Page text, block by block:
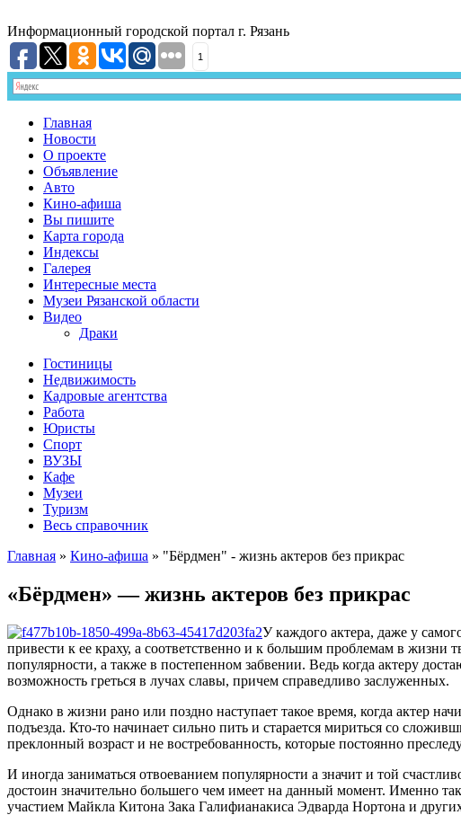
Информационный городской портал г. Рязань
1
Главная
Новости
О проекте
Объявление
Авто
Кино-афиша
Вы пишите
Карта города
Индексы
Галерея
Интересные места
Музеи Рязанской области
Видео
Драки
Гостиницы
Недвижимость
Кадровые агентства
Работа
Юристы
Спорт
ВУЗЫ
Кафе
Музеи
Туризм
Весь справочник
Главная » Кино-афиша » "Бёрдмен" - жизнь актеров без прикрас
«Бёрдмен» — жизнь актеров без прикрас
У каждого актера, даже у
привести к ее краху, а соответственно и к большим проблемам в жизни
популярности, а также в постепенном забвении. Ведь когда актеру
возможность греться в лучах славы, причем справедливо заслуженных.
Однако в жизни рано или поздно наступает такое время, когда актер
подъезда. Кто-то начинает сильно пить и старается мириться со
преклонный возраст и не востребованность, которые постоянно
И иногда заниматься отвоеванием популярности а значит и той
достоин значительно большего чем имеет на данный момент. Именно
участием Майкла Китона Зака Галифианакиса Эдварда Нортона и